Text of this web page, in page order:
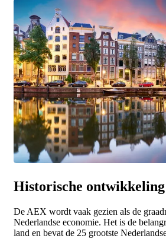
Historische
De AEX wordt vaak gezien als de
Nederlandse economie. Het is de
land en bevat de 25 grootste